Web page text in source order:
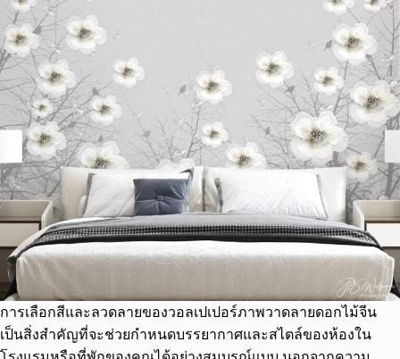
การเลือกสีและลวดลายของวอลเปเปอร์ภาพวาดลายดอกไม้จีน
เป็นสิ่งสำคัญที่จะช่วยกำหนดบรรยากาศและสไตล์ของห้องใน